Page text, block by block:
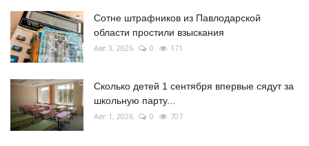
Сотне штрафников из Павлодарской
области простили взыскания
Авг 3, 2026 0 171
Сколько детей 1 сентября впервые сядут за
школьную парту...
Авг 1, 2026 0 707